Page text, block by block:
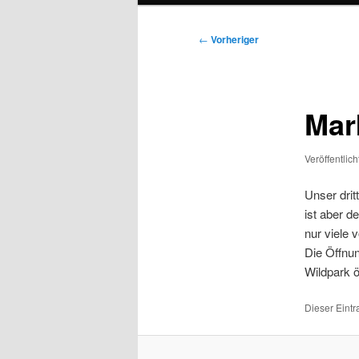
Beitragsnavigation
← Vorheriger
Unser
ist aber
nur viele
Die
Wildpark
Dieser